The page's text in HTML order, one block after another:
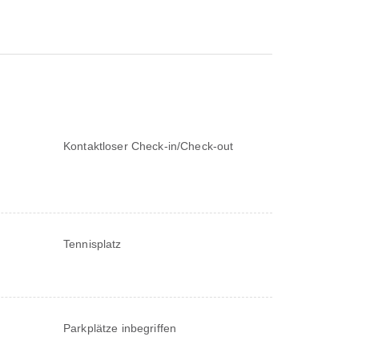
Kontaktloser Check-in/Check-out
Tennisplatz
Parkplätze inbegriffen